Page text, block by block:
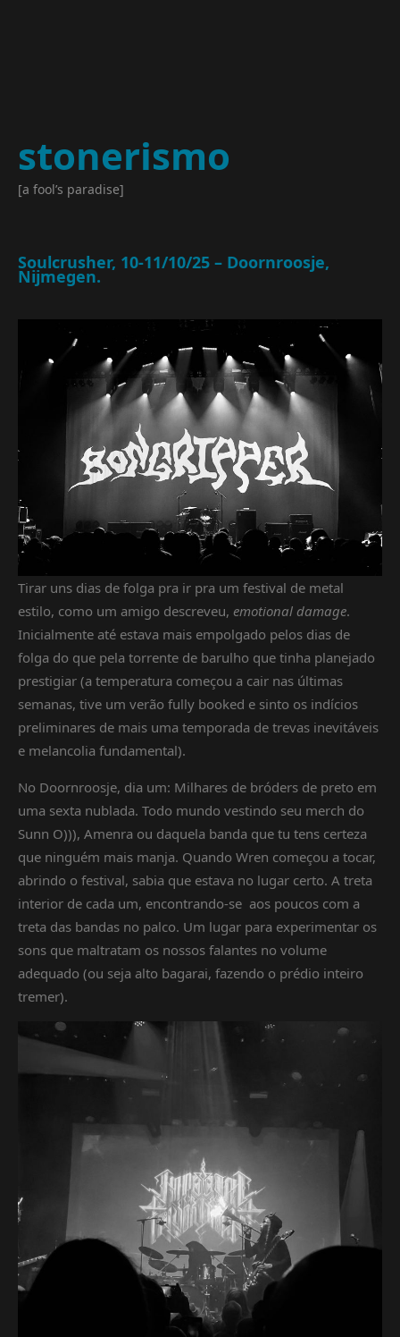
stonerismo
[a fool’s paradise]
Soulcrusher, 10-11/10/25 – Doornroosje,
Nijmegen.
Tirar uns dias de folga pra ir pra um festival de metal
estilo, como um amigo descreveu, emotional damage.
Inicialmente até estava mais empolgado pelos dias de
folga do que pela torrente de barulho que tinha planejado
prestigiar (a temperatura começou a cair nas últimas
semanas, tive um verão fully booked e sinto os indícios
preliminares de mais uma temporada de trevas inevitáveis
e melancolia fundamental).
No Doornroosje, dia um: Milhares de bróders de preto em
uma sexta nublada. Todo mundo vestindo seu merch do
Sunn O))), Amenra ou daquela banda que tu tens certeza
que ninguém mais manja. Quando Wren começou a tocar,
abrindo o festival, sabia que estava no lugar certo. A treta
interior de cada um, encontrando-se aos poucos com a
treta das bandas no palco. Um lugar para experimentar os
sons que maltratam os nossos falantes no volume
adequado (ou seja alto bagarai, fazendo o prédio inteiro
tremer).